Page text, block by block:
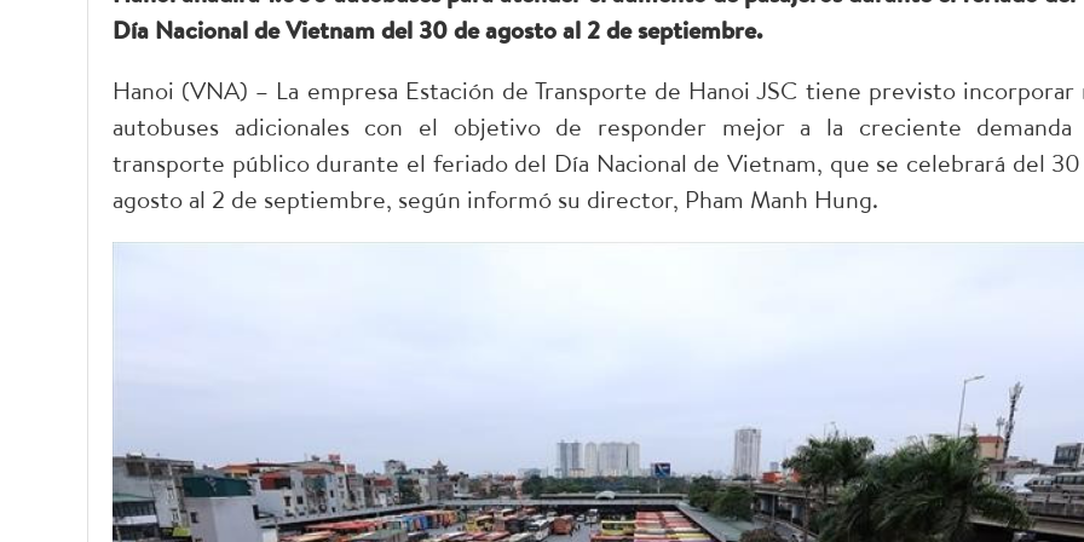
Día Nacional de Vietnam del 30 de agosto al 2 de septiembre.
Hanoi (VNA) – La empresa Estación de Transporte de Hanoi JSC tiene previsto incorporar
autobuses adicionales con el objetivo de responder mejor a la creciente demanda
transporte público durante el feriado del Día Nacional de Vietnam, que se celebrará del
agosto al 2 de septiembre, según informó su director, Pham Manh Hung.